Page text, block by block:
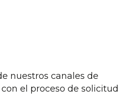
nuestros canales de
el proceso de solicitud